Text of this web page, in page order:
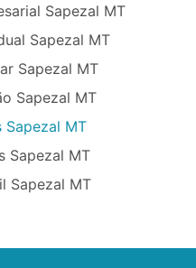
Sapezal MT
Sapezal MT
Sapezal MT
Sapezal MT
Sapezal MT
Sapezal MT
Sapezal MT